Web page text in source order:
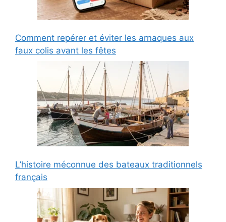
Comment repérer et éviter les arnaques aux
faux colis avant les fêtes
L’histoire méconnue des bateaux traditionnels
français